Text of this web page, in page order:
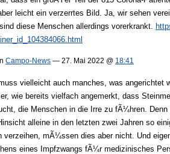
leicht ein verzerrtes Bild. Ja, wir sehen
diese Menschen allerdings vorerkrankt.
Campo-News — 27. Mai 2022 @ 18:41
vielleicht auch manches, was angerichtet
wie bereits vielfach angemerkt, dass
die Menschen in die Irre zu fÃ¼hren.
alleine in den letzten zwei Jahren so
verzeihen, mÃ¼ssen dies aber nicht. Und
eines Impfzwangs fÃ¼r medizinisches